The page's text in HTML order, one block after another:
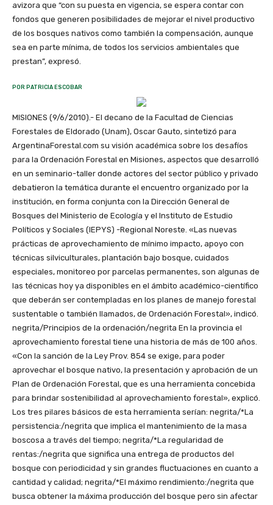
avizora que “con su puesta en vigencia, se espera contar con
fondos que generen posibilidades de mejorar el nivel productivo
de los bosques nativos como también la compensación, aunque
sea en parte mínima, de todos los servicios ambientales que
prestan”, expresó.
POR PATRICIA ESCOBAR
MISIONES (9/6/2010).- El decano de la Facultad de Ciencias
Forestales de Eldorado (Unam), Oscar Gauto, sintetizó para
ArgentinaForestal.com su visión académica sobre los desafíos
para la Ordenación Forestal en Misiones, aspectos que desarrolló
en un seminario-taller donde actores del sector público y privado
debatieron la temática durante el encuentro organizado por la
institución, en forma conjunta con la Dirección General de
Bosques del Ministerio de Ecología y el Instituto de Estudio
Políticos y Sociales (IEPYS) -Regional Noreste. «Las nuevas
prácticas de aprovechamiento de mínimo impacto, apoyo con
técnicas silviculturales, plantación bajo bosque, cuidados
especiales, monitoreo por parcelas permanentes, son algunas de
las técnicas hoy ya disponibles en el ámbito académico-científico
que deberán ser contempladas en los planes de manejo forestal
sustentable o también llamados, de Ordenación Forestal», indicó.
negrita/Principios de la ordenación/negrita En la provincia el
aprovechamiento forestal tiene una historia de más de 100 años.
«Con la sanción de la Ley Prov. 854 se exige, para poder
aprovechar el bosque nativo, la presentación y aprobación de un
Plan de Ordenación Forestal, que es una herramienta concebida
para brindar sostenibilidad al aprovechamiento forestal», explicó.
Los tres pilares básicos de esta herramienta serían: negrita/*La
persistencia:/negrita que implica el mantenimiento de la masa
boscosa a través del tiempo; negrita/*La regularidad de
rentas:/negrita que significa una entrega de productos del
bosque con periodicidad y sin grandes fluctuaciones en cuanto a
cantidad y calidad; negrita/*El máximo rendimiento:/negrita que
busca obtener la máxima producción del bosque pero sin afectar